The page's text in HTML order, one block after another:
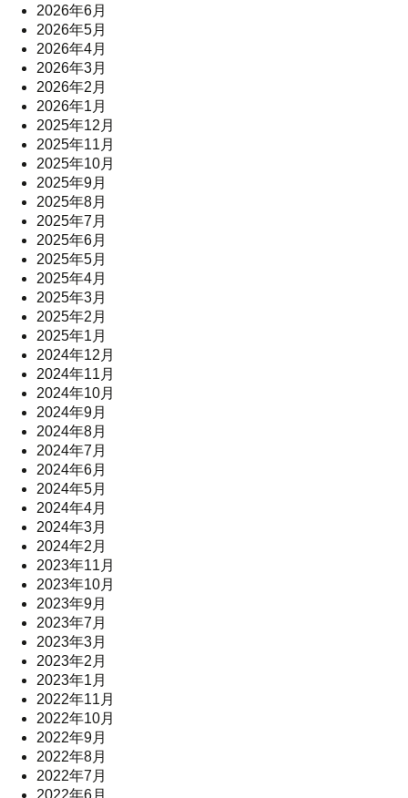
2026年6月
2026年5月
2026年4月
2026年3月
2026年2月
2026年1月
2025年12月
2025年11月
2025年10月
2025年9月
2025年8月
2025年7月
2025年6月
2025年5月
2025年4月
2025年3月
2025年2月
2025年1月
2024年12月
2024年11月
2024年10月
2024年9月
2024年8月
2024年7月
2024年6月
2024年5月
2024年4月
2024年3月
2024年2月
2023年11月
2023年10月
2023年9月
2023年7月
2023年3月
2023年2月
2023年1月
2022年11月
2022年10月
2022年9月
2022年8月
2022年7月
2022年6月